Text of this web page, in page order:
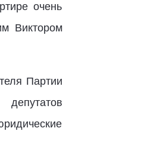
очень
Виктором
Партии